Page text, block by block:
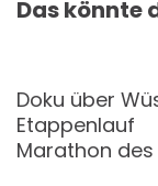
Das könnte
Doku über
Etappenlauf
Marathon des